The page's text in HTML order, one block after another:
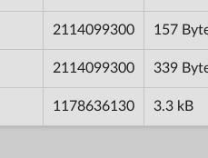
2114099300 157
2114099300 339
1178636130 3.3 kB